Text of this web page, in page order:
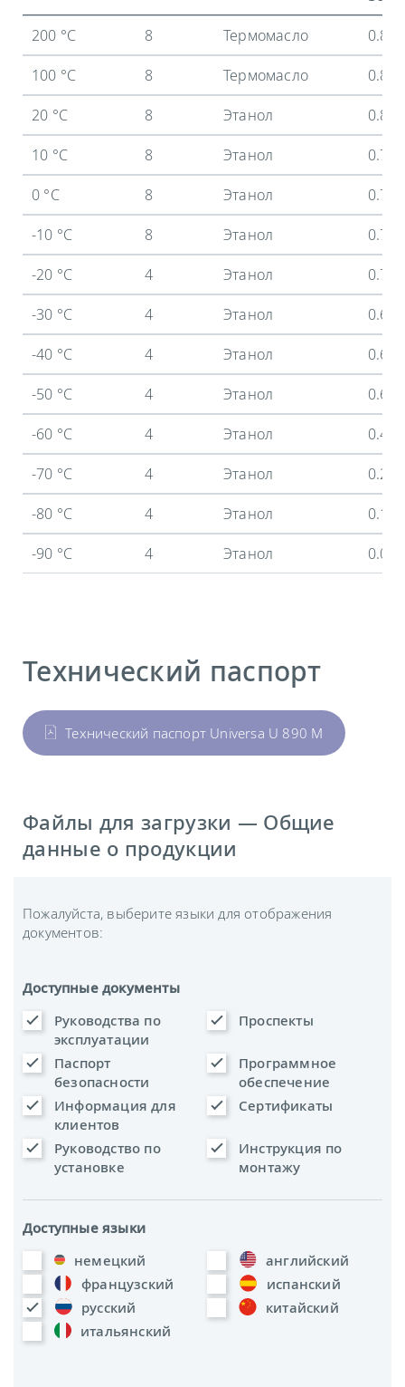
200 °C
8 Термомасло
0.8
100 °C
8 Термомасло
0.8
20 °C
8 Этанол
0.8
10 °C
8 Этанол
0.78
0 °C
8 Этанол
0.74
-10 °C
8 Этанол
0.72
-20 °C
4 Этанол
0.72
-30 °C
4 Этанол
0.68
-40 °C
4 Этанол
0.64
-50 °C
4 Этанол
0.6
-60 °C
4 Этанол
0.46
-70 °C
4 Этанол
0.28
-80 °C
4 Этанол
0.12
-90 °C
4 Этанол 0.02
Технический паспорт
Технический паспорт Universa U 890 M
Файлы для загрузки — Общие
данные о продукции
Пожалуйста, выберите языки для отображения
документов:
Доступные документы
Руководства по
эксплуатации
Проспекты
Паспорт
безопасности
Программное
обеспечение
Информация для
клиентов
Сертификаты
Руководство по
установке
Инструкция по
монтажу
Доступные языки
немецкий
английский
французский
испанский
русский
китайский
итальянский